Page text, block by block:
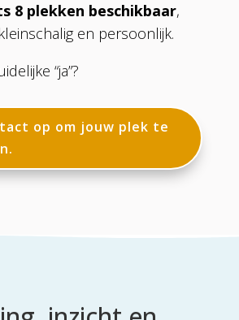
8 plekken beschikbaar,
en persoonlijk.
“ja”?
op om jouw plek te